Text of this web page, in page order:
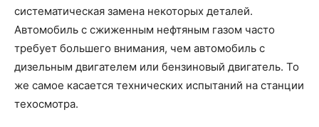
систематическая замена некоторых деталей.
Автомобиль с сжиженным нефтяным газом часто
требует большего внимания, чем автомобиль с
дизельным двигателем или бензиновый двигатель. То
же самое касается технических испытаний на станции
техосмотра.